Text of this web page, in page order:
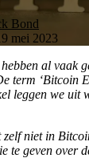
Bond
mei 2023
al vaak
term ‘Bitcoin
leggen we uit
zelf niet in
te geven over